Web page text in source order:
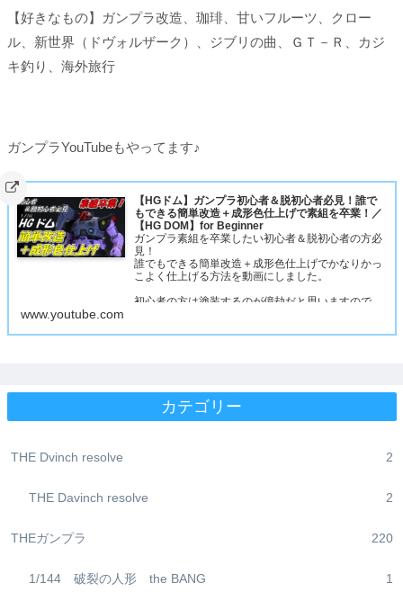
【好きなもの】ガンプラ改造、珈琲、甘いフルーツ、クロー
ル、新世界（ドヴォルザーク）、ジブリの曲、ＧＴ－Ｒ、カジ
キ釣り、海外旅行
ガンプラYouTubeもやってます♪
【HGドム】ガンプラ初心者＆脱初心者必見！誰で
もできる簡単改造＋成形色仕上げで素組を卒業！／
【HG DOM】for Beginner
ガンプラ素組を卒業したい初心者＆脱初心者の方必
見！
誰でもできる簡単改造＋成形色仕上げでかなりかっ
こよく仕上げる方法を動画にしました。
初心者の方は塗装するのが億劫だと思いますので、
つや消しをスプレーで吹いてください。これが一番
www.youtube.com
カテゴリー
THE Dvinch resolve 2
THE Davinch resolve 2
THEガンプラ 220
1/144 破裂の人形 the BANG 1